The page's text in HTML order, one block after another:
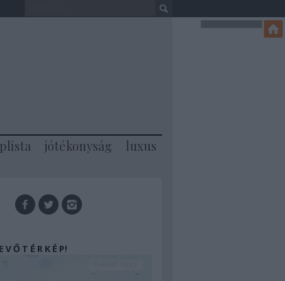
jótékonyság luxus
V Ő T É R K É P!